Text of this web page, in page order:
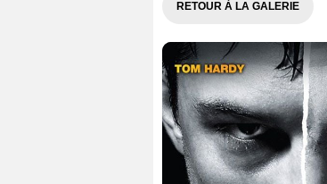
RETOUR À LA GALERIE